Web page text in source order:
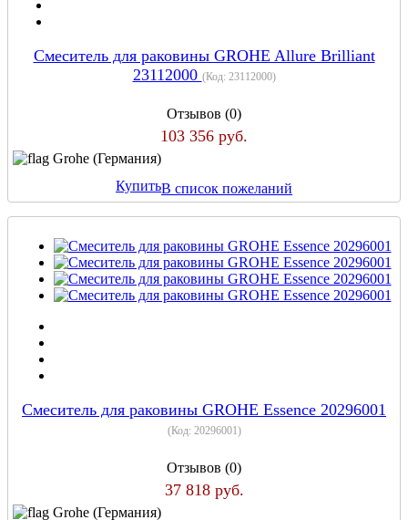
Cмеситель для раковины GROHE Allure Brilliant
23112000 (Код: 23112000)
Отзывов (0)
103 356 руб.
Grohe (Германия)
КупитьВ список пожеланий
Cмеситель для раковины GROHE Essence 20296001
(Код: 20296001)
Отзывов (0)
37 818 руб.
Grohe (Германия)